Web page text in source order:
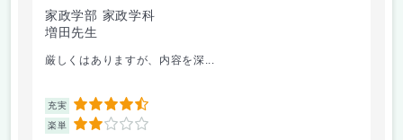
家政学部 家政学科
増田先生
厳しくはありますが、内容を深...
充実 4.5
楽単 2